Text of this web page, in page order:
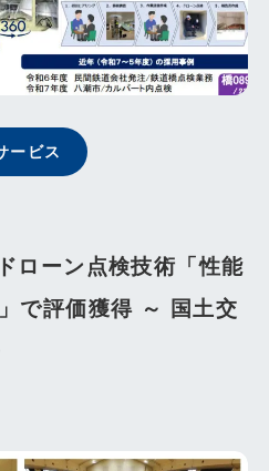
ービス
ローン点検技術「性能
で評価獲得 ～ 国土交